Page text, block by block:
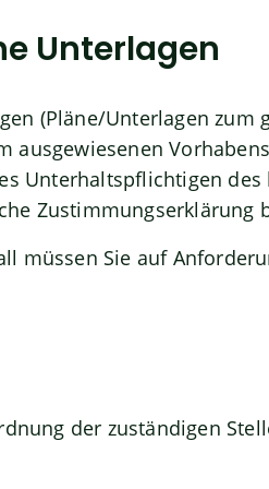
Unterlagen
(Pläne/Unterlagen zum
ausgewiesenen
Unterhaltspflichtigen des
Zustimmungserklärung
müssen Sie auf
der zuständigen